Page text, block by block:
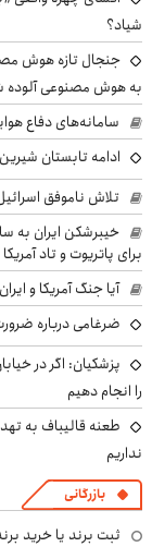
شیاد؟
جنجال تازه هوش
به هوش مصنوعی آلوده
سامانه‌های دفاع
ادامه تابستان
تلاش ناموفق
خیبرشکن ایران به
برای پاتریوت و تاد آمریکا
آیا جنگ آمریکا و
ضرغامی درباره
پزشکیان: اگر در
را انجام دهیم
طعنه قالیباف به
نداریم
بازرگانی
ثبت برند یا خرید